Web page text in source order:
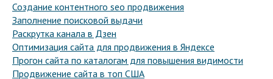
Создание контентного seo продвижения
Заполнение поисковой выдачи
Раскрутка канала в Дзен
Оптимизация сайта для продвижения в Яндексе
Прогон сайта по каталогам для повышения видимости
Продвижение сайта в топ США